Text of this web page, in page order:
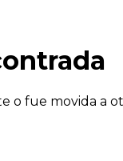
o fue movida a